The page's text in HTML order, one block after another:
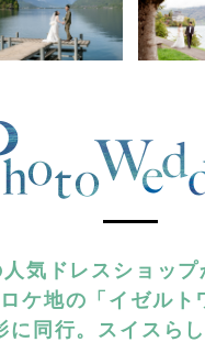
気ドレスショッ
ケ地の「イゼル
同行。スイスら